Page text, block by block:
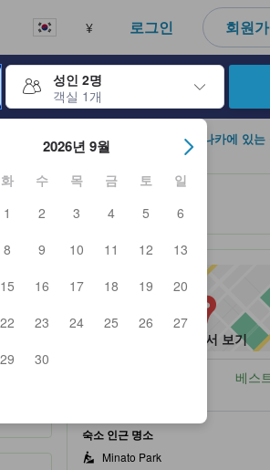
¥ 로그인 회원
성인 2명
객실 1개
체크아웃 날짜를 탐색할 수 있습니다. 엔
2026년 9월
화 수 목 금 토
일
1
2 3 4 5
6
8 9 10 11 12
13
15 16 17 18 19
20
22 23 24 25 26
27
29 30
히타치나카에 있
지도에서 보기
베스
숙소 인근 명소
Minato Park